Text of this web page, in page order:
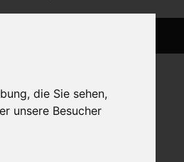
die Sie sehen,
unsere Besucher